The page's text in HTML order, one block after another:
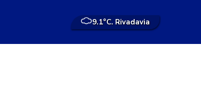
9.1°C. Rivadavia